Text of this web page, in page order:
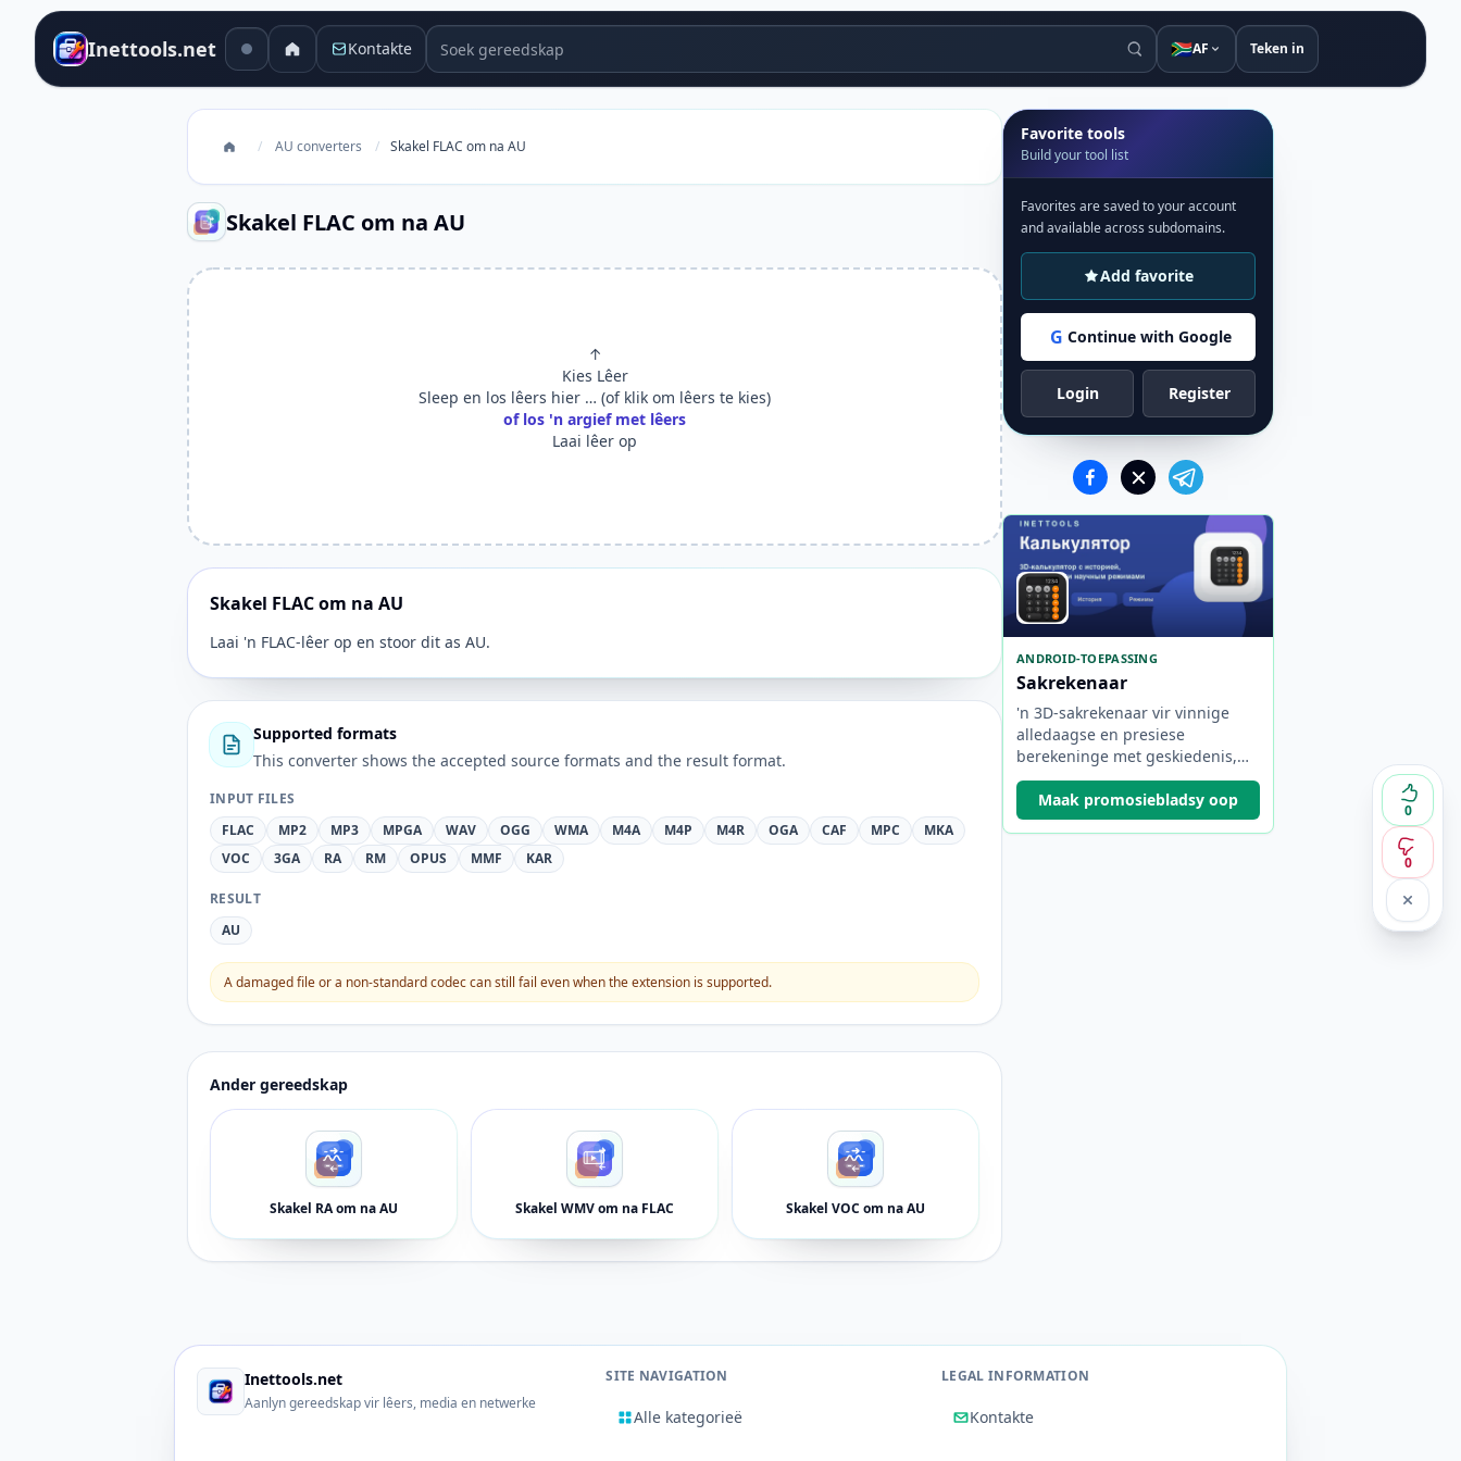
Inettools.net Kontakte Soek gereedskap 🇿🇦AF Teken in
/ AU converters / Skakel FLAC om na AU
Skakel FLAC om na AU
0
0
↑
Kies Lêer
Sleep en los lêers hier … (of klik om lêers te kies)
of los 'n argief met lêers
Laai lêer op
Skakel FLAC om na AU
Laai 'n FLAC-lêer op en stoor dit as AU.
Supported formats
This converter shows the accepted source formats and the result format.
INPUT FILES
FLAC
MP2 MP3 MPGA WAV OGG WMA M4A M4P M4R OGA CAF MPC
MKA
VOC
3GA RA RM OPUS MMF KAR
RESULT
AU
A damaged file or a non-standard codec can still fail even when the extension is supported.
Ander gereedskap
Skakel RA om na AU Skakel WMV om na FLAC Skakel VOC om na AU
Favorite tools
Build your tool list
Favorites are saved to your account
and available across subdomains.
Add favorite
G Continue with Google
Login Register
ANDROID-TOEPASSING
Sakrekenaar
'n 3D-sakrekenaar vir vinnige
alledaagse en presiese
berekeninge met geskiedenis,
ingenieurswese en
wetenskaplike modusse, en
vanlyn werk.
Maak promosiebladsy oop
Inettools.net
Aanlyn gereedskap vir lêers, media en netwerke
SITE NAVIGATION
Alle kategorieë
LEGAL INFORMATION
Kontakte